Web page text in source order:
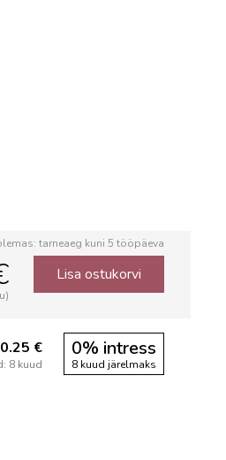
tarneaeg kuni 5 tööpäeva
Lisa ostukorvi
€
8 kuud
0% intress
8 kuud järelmaks